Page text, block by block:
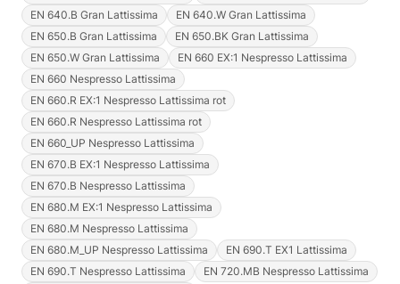
EN 640.B Gran Lattissima
EN 640.W Gran Lattissima
EN 650.B Gran Lattissima
EN 650.BK Gran Lattissima
EN 650.W Gran Lattissima
EN 660 EX:1 Nespresso Lattissima
EN 660 Nespresso Lattissima
EN 660.R EX:1 Nespresso Lattissima rot
EN 660.R Nespresso Lattissima rot
EN 660_UP Nespresso Lattissima
EN 670.B EX:1 Nespresso Lattissima
EN 670.B Nespresso Lattissima
EN 680.M EX:1 Nespresso Lattissima
EN 680.M Nespresso Lattissima
EN 680.M_UP Nespresso Lattissima
EN 690.T EX1 Lattissima
EN 690.T Nespresso Lattissima
EN 720.MB Nespresso Lattissima